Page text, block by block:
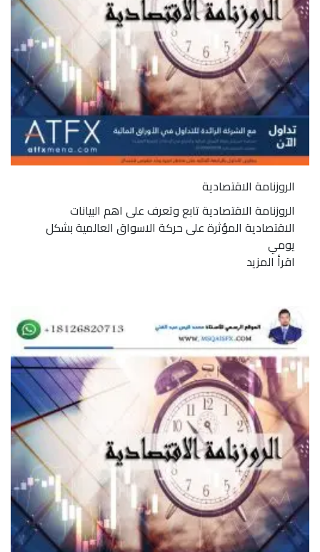
الروزنامة الاقتصادية
الروزنامة الاقتصادية تابع وتعرف على اهم البيانات
الاقتصادية المؤثرة على حركة الاسواق العالمية بشكل
يومي
اقرأ المزيد